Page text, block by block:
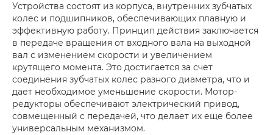
Устройства состоят из корпуса, внутренних зубчатых
колес и подшипников, обеспечивающих плавную и
эффективную работу. Принцип действия заключается
в передаче вращения от входного вала на выходной
вал с изменением скорости и увеличением
крутящего момента. Это достигается за счет
соединения зубчатых колес разного диаметра, что и
дает необходимое уменьшение скорости. Мотор-
редукторы обеспечивают электрический привод,
совмещенный с передачей, что делает их еще более
универсальным механизмом.